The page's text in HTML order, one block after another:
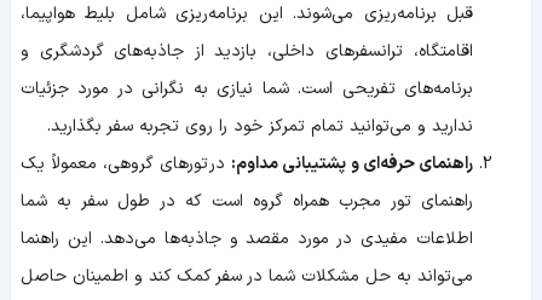
قبل برنامه‌ریزی می‌شوند. این برنامه‌ریزی شامل بلیط هواپیما،
اقامتگاه، ترانسفرهای داخلی، بازدید از جاذبه‌های گردشگری و
برنامه‌های تفریحی است. شما نیازی به نگرانی در مورد جزئیات
ندارید و می‌توانید تمام تمرکز خود را روی تجربه سفر بگذارید.
راهنمای حرفه‌ای و پشتیبانی مداوم: درتورهای گروهی، معمولاً یک
راهنمای تور مجرب همراه گروه است که در طول سفر به شما
اطلاعات مفیدی در مورد مقصد و جاذبه‌ها می‌دهد. این راهنما
می‌تواند به حل مشکلات شما در سفر کمک کند و اطمینان حاصل